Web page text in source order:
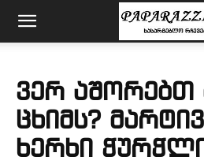
ვერ აშორებთ
ცხიმს?
ხერხი